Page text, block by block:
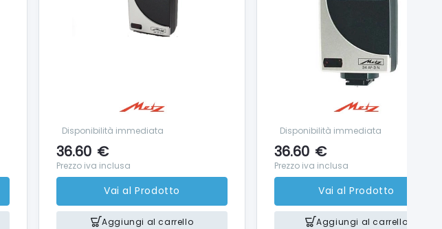
Disponibilità immediata
36.60 €
Prezzo iva inclusa
Vai al Prodotto
Aggiungi al carrello
Disponibilità immediata
36.60 €
Prezzo iva inclusa
Vai al Prodotto
Aggiungi al carrello